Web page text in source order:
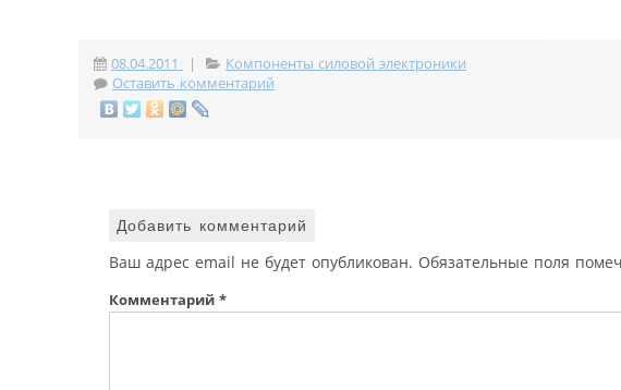
08.04.2011 |
Компоненты силовой электроники
Оставить комментарий
Добавить комментарий
Ваш адрес email не будет опубликован. Обязательные поля
Комментарий *